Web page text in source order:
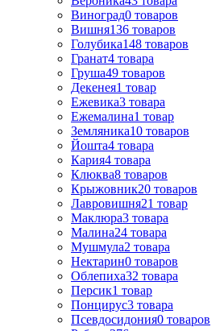
Виноград0 товаров
Вишня136 товаров
Голубика148 товаров
Гранат4 товара
Груша49 товаров
Декенея1 товар
Ежевика3 товара
Ежемалина1 товар
Земляника10 товаров
Йошта4 товара
Кария4 товара
Клюква8 товаров
Крыжовник20 товаров
Лавровишня21 товар
Маклюра3 товара
Малина24 товара
Мушмула2 товара
Нектарин0 товаров
Облепиха32 товара
Персик1 товар
Понцирус3 товара
Псевдосидония0 товаров